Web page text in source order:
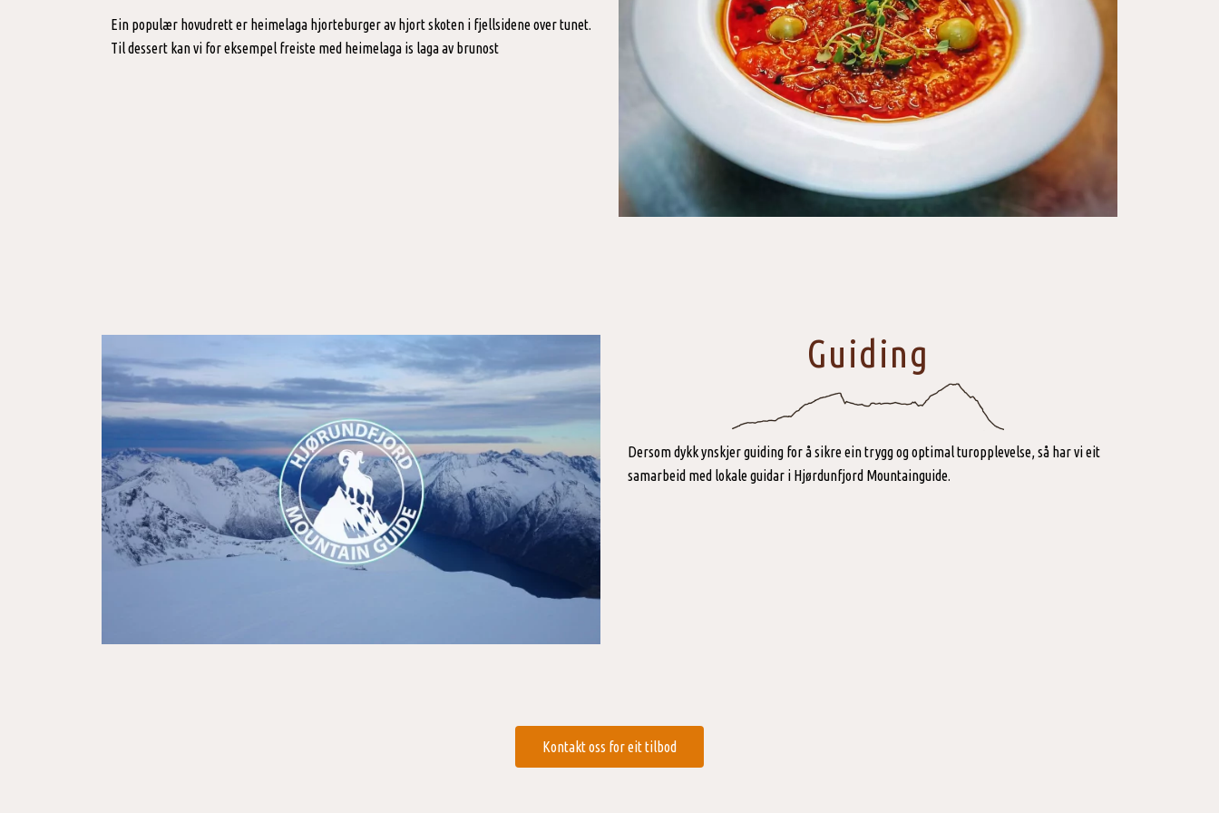
Ein populær hovudrett er heimelaga hjorteburger av hjort skoten i fjellsidene over tunet.
Til dessert kan vi for eksempel freiste med heimelaga is laga av brunost
Guiding
Dersom dykk ynskjer guiding for å sikre ein trygg og optimal turopplevelse, så har vi eit
samarbeid med lokale guidar i Hjørdunfjord Mountainguide.
Kontakt oss for eit tilbod